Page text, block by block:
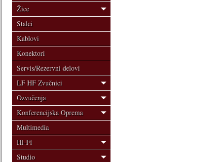
Žice
Stalci
Kablovi
Konektori
Servis/Rezervni delovi
LF HF Zvučnici
Ozvučenja
Konferencijska Oprema
Multimedia
Hi-Fi
Studio